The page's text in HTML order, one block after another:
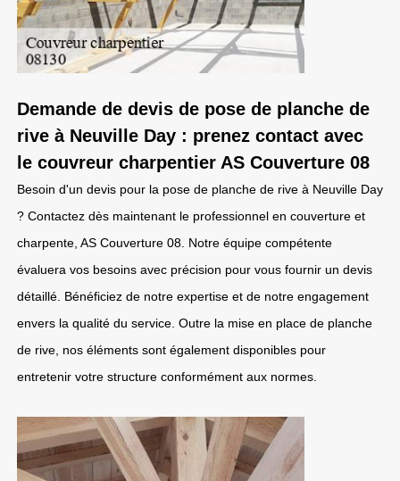
Demande de devis de pose de planche de
rive à Neuville Day : prenez contact avec
le couvreur charpentier AS Couverture 08
Besoin d'un devis pour la pose de planche de rive à Neuville Day
? Contactez dès maintenant le professionnel en couverture et
charpente, AS Couverture 08. Notre équipe compétente
évaluera vos besoins avec précision pour vous fournir un devis
détaillé. Bénéficiez de notre expertise et de notre engagement
envers la qualité du service. Outre la mise en place de planche
de rive, nos éléments sont également disponibles pour
entretenir votre structure conformément aux normes.